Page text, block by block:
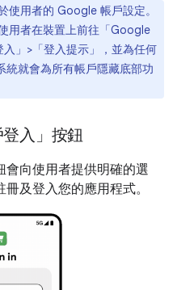
使用者的 Google 帳戶設定。
用者在裝置上前往「Google
」>「登入提示」
，並為任何
就會為所有帳戶隱藏底部功
入」按鈕
會向使用者提供明確的選
及登入您的應用程式。